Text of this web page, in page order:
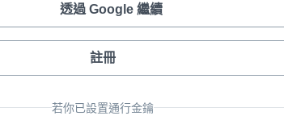
透過 Google 繼續
註冊
若你已設置通行金鑰